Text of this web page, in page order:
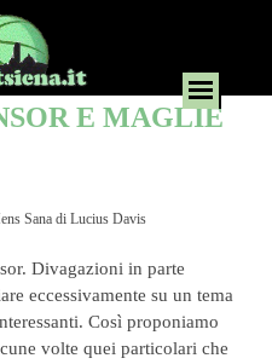
E MAGLIE
Sana di Lucius Davis
Divagazioni in parte
eccessivamente su un tema
Così proponiamo
volte quei particolari che